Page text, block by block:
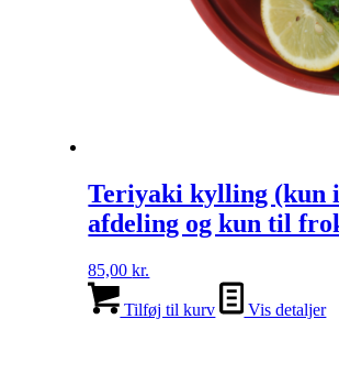
Teriyaki kylling (kun
afdeling og kun til
85,00kr.
Tilføj til kurv Vis detaljer